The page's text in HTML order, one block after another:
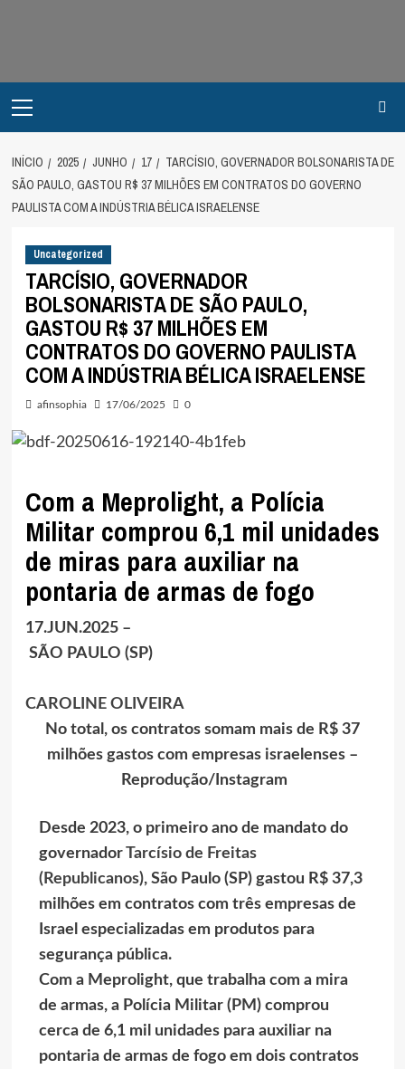
Menu
INÍCIO 2025 JUNHO 17
TARCÍSIO, GOVERNADOR BOLSONARISTA DE
SÃO PAULO, GASTOU R$ 37 MILHÕES EM CONTRATOS DO GOVERNO
PAULISTA COM A INDÚSTRIA BÉLICA ISRAELENSE
Uncategorized
TARCÍSIO, GOVERNADOR
BOLSONARISTA DE SÃO PAULO,
GASTOU R$ 37 MILHÕES EM
CONTRATOS DO GOVERNO PAULISTA
COM A INDÚSTRIA BÉLICA ISRAELENSE
afinsophia 17/06/2025 0
Com a Meprolight, a Polícia
Militar comprou 6,1 mil unidades
de miras para auxiliar na
pontaria de armas de fogo
17.JUN.2025 –
SÃO PAULO (SP)
CAROLINE OLIVEIRA
No total, os contratos somam mais de R$ 37
milhões gastos com empresas israelenses –
Reprodução/Instagram
Desde 2023, o primeiro ano de mandato do
governador
Tarcísio de Freitas
(Republicanos), São Paulo (SP) gastou R$ 37,3
milhões em contratos com três empresas de
Israel especializadas em produtos para
segurança pública.
Com a Meprolight, que trabalha com a mira
de armas, a Polícia Militar (PM) comprou
cerca de 6,1 mil unidades para auxiliar na
pontaria de armas de fogo em dois contratos